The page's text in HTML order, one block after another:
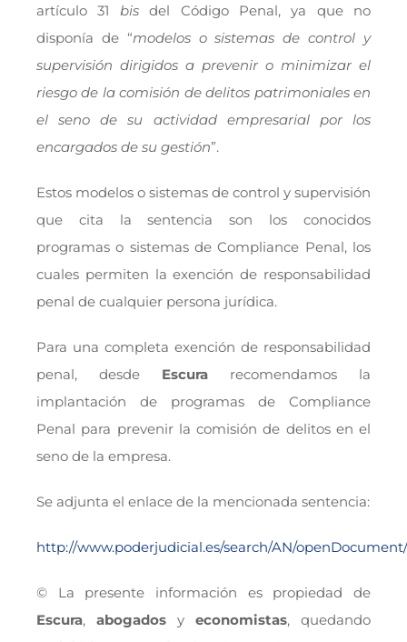
artículo 31 bisdel Código Penal, ya que no
disponía de “modelos o sistemas de control y
supervisión dirigidos a prevenir o minimizar el
riesgo de la comisión de delitos patrimoniales en
el seno de su actividad empresarial por los
encargados de su gestión”.
Estos modelos o sistemas de control y supervisión
que cita la sentencia son los conocidos
programas o sistemas de Compliance Penal, los
cuales permiten la exención de responsabilidad
penal de cualquier persona jurídica.
Para una completa exención de responsabilidad
penal, desde Escura recomendamos la
implantación de programas de Compliance
Penal para prevenir la comisión de delitos en el
seno de la empresa.
Se adjunta el enlace de la mencionada sentencia:
http://www.poderjudicial.es/search/AN/
© La presente información es propiedad de
Escura, abogados y economistas, quedando